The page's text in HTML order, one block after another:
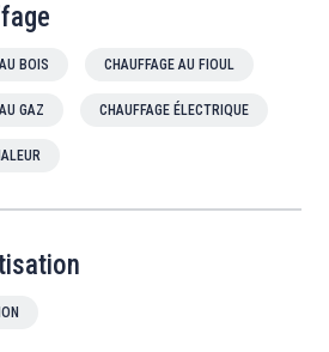
BOIS CHAUFFAGE AU FIOUL
GAZ CHAUFFAGE ÉLECTRIQUE